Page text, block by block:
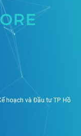
hoạch và Đầu tư TP Hồ